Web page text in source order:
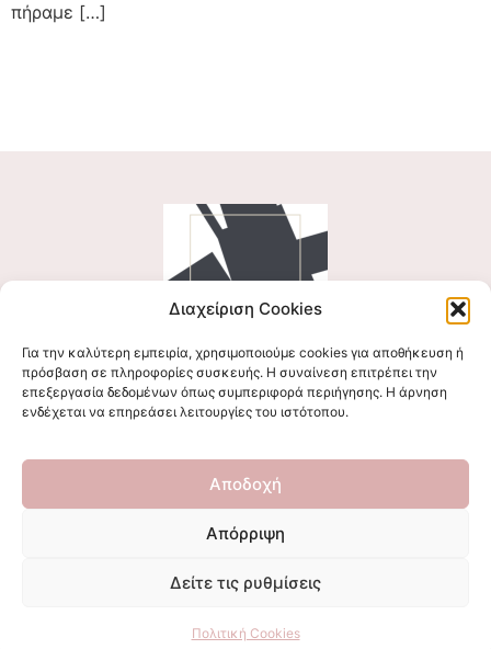
Διαχείριση Cookies
Για την καλύτερη εμπειρία, χρησιμοποιούμε cookies για αποθήκευση ή
πρόσβαση σε πληροφορίες συσκευής. Η συναίνεση επιτρέπει την
επεξεργασία δεδομένων όπως συμπεριφορά περιήγησης. Η άρνηση
ενδέχεται να επηρεάσει λειτουργίες του ιστότοπου.
Αποδοχή
Απόρριψη
Δείτε τις ρυθμίσεις
Πολιτική Cookies
πήραμε […]
Ακολουθήστε μας
Επικοινωνήστε μαζί μας
stigmalogou@gmail.com
© All Rights Reserved 2026